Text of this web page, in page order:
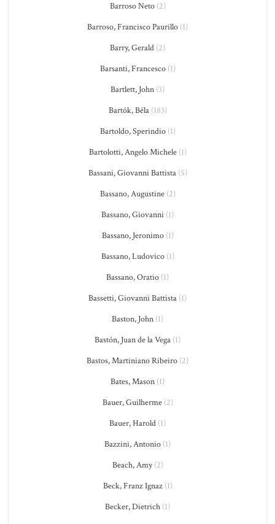
Barroso Neto(2)
Barroso, Francisco Paurillo (1)
Barry, Gerald (2)
Barsanti, Francesco(1)
Bartlett, John (3)
Bartók, Béla(183)
Bartoldo, Sperindio(1)
Bartolotti, Angelo Michele(1)
Bassani, Giovanni Battista(5)
Bassano, Augustine(2)
Bassano, Giovanni (1)
Bassano, Jeronimo(1)
Bassano, Ludovico(1)
Bassano, Oratio (1)
Bassetti, Giovanni Battista (1)
Baston, John (1)
Bastón, Juan de la Vega (1)
Bastos, Martiniano Ribeiro (2)
Bates, Mason (1)
Bauer, Guilherme(2)
Bauer, Harold (1)
Bazzini, Antonio (1)
Beach, Amy(2)
Beck, Franz Ignaz(1)
Becker, Dietrich (1)